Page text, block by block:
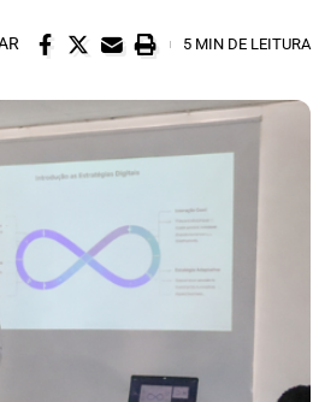
5 MIN DE LEITURA